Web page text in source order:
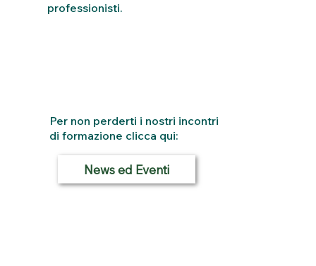
professionisti.
Per non perderti i nostri incontri
di formazione clicca qui:
News ed Eventi